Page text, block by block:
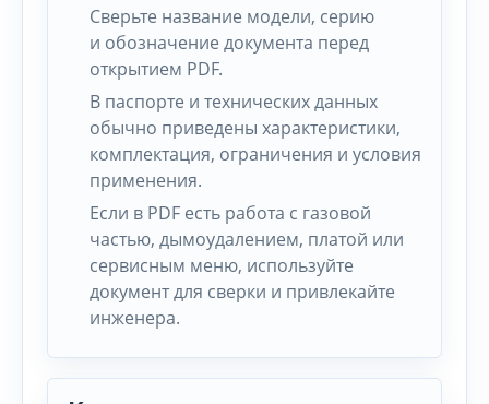
Сверьте название модели, серию
и обозначение документа перед
открытием PDF.
В паспорте и технических данных
обычно приведены характеристики,
комплектация, ограничения и условия
применения.
Если в PDF есть работа с газовой
частью, дымоудалением, платой или
сервисным меню, используйте
документ для сверки и привлекайте
инженера.